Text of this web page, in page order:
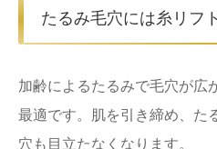
たるみ毛穴には糸リフト
加齢によるたるみで毛穴が広
最適です。肌を引き締め、た
穴も目立たなくなります。